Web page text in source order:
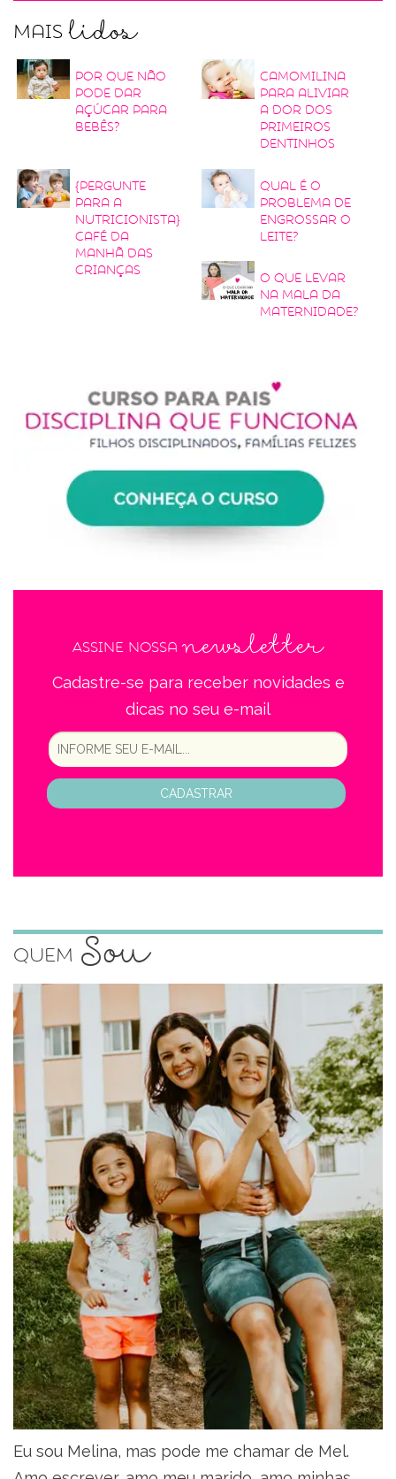
Maislidos
Por que não
pode dar
açúcar para
bebês?
Camomilina
para aliviar
a dor dos
primeiros
dentinhos
{Pergunte
para a
nutricionista}
Café da
manhã das
crianças
Qual é o
problema de
engrossar o
leite?
O que levar
na mala da
maternidade?
Assine nossanewsletter
Cadastre-se para receber novidades e
dicas no seu e-mail
CADASTRAR
Quem Sou
Eu sou Melina, mas pode me chamar de Mel.